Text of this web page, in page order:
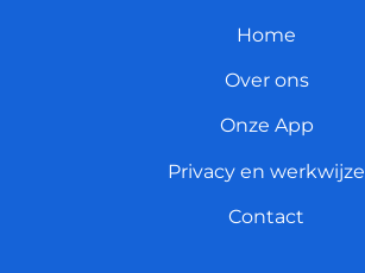
Home
Over ons
Onze App
Privacy en werkwijze
Contact